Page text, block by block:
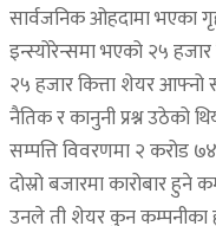
सार्वजनिक ओहदामा भएका
इन्स्योरेन्समा भएको २५ हजार
२५ हजार कित्ता शेयर आफ्नो
नैतिक र कानुनी प्रश्न उठेको
सम्पत्ति विवरणमा २ करोड
दोस्रो बजारमा कारोबार
उनले ती शेयर कुन